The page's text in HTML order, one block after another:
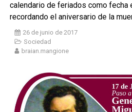
calendario de feriados como fecha
recordando el aniversario de la
26 de junio de 2017
Sociedad
braian.mangione